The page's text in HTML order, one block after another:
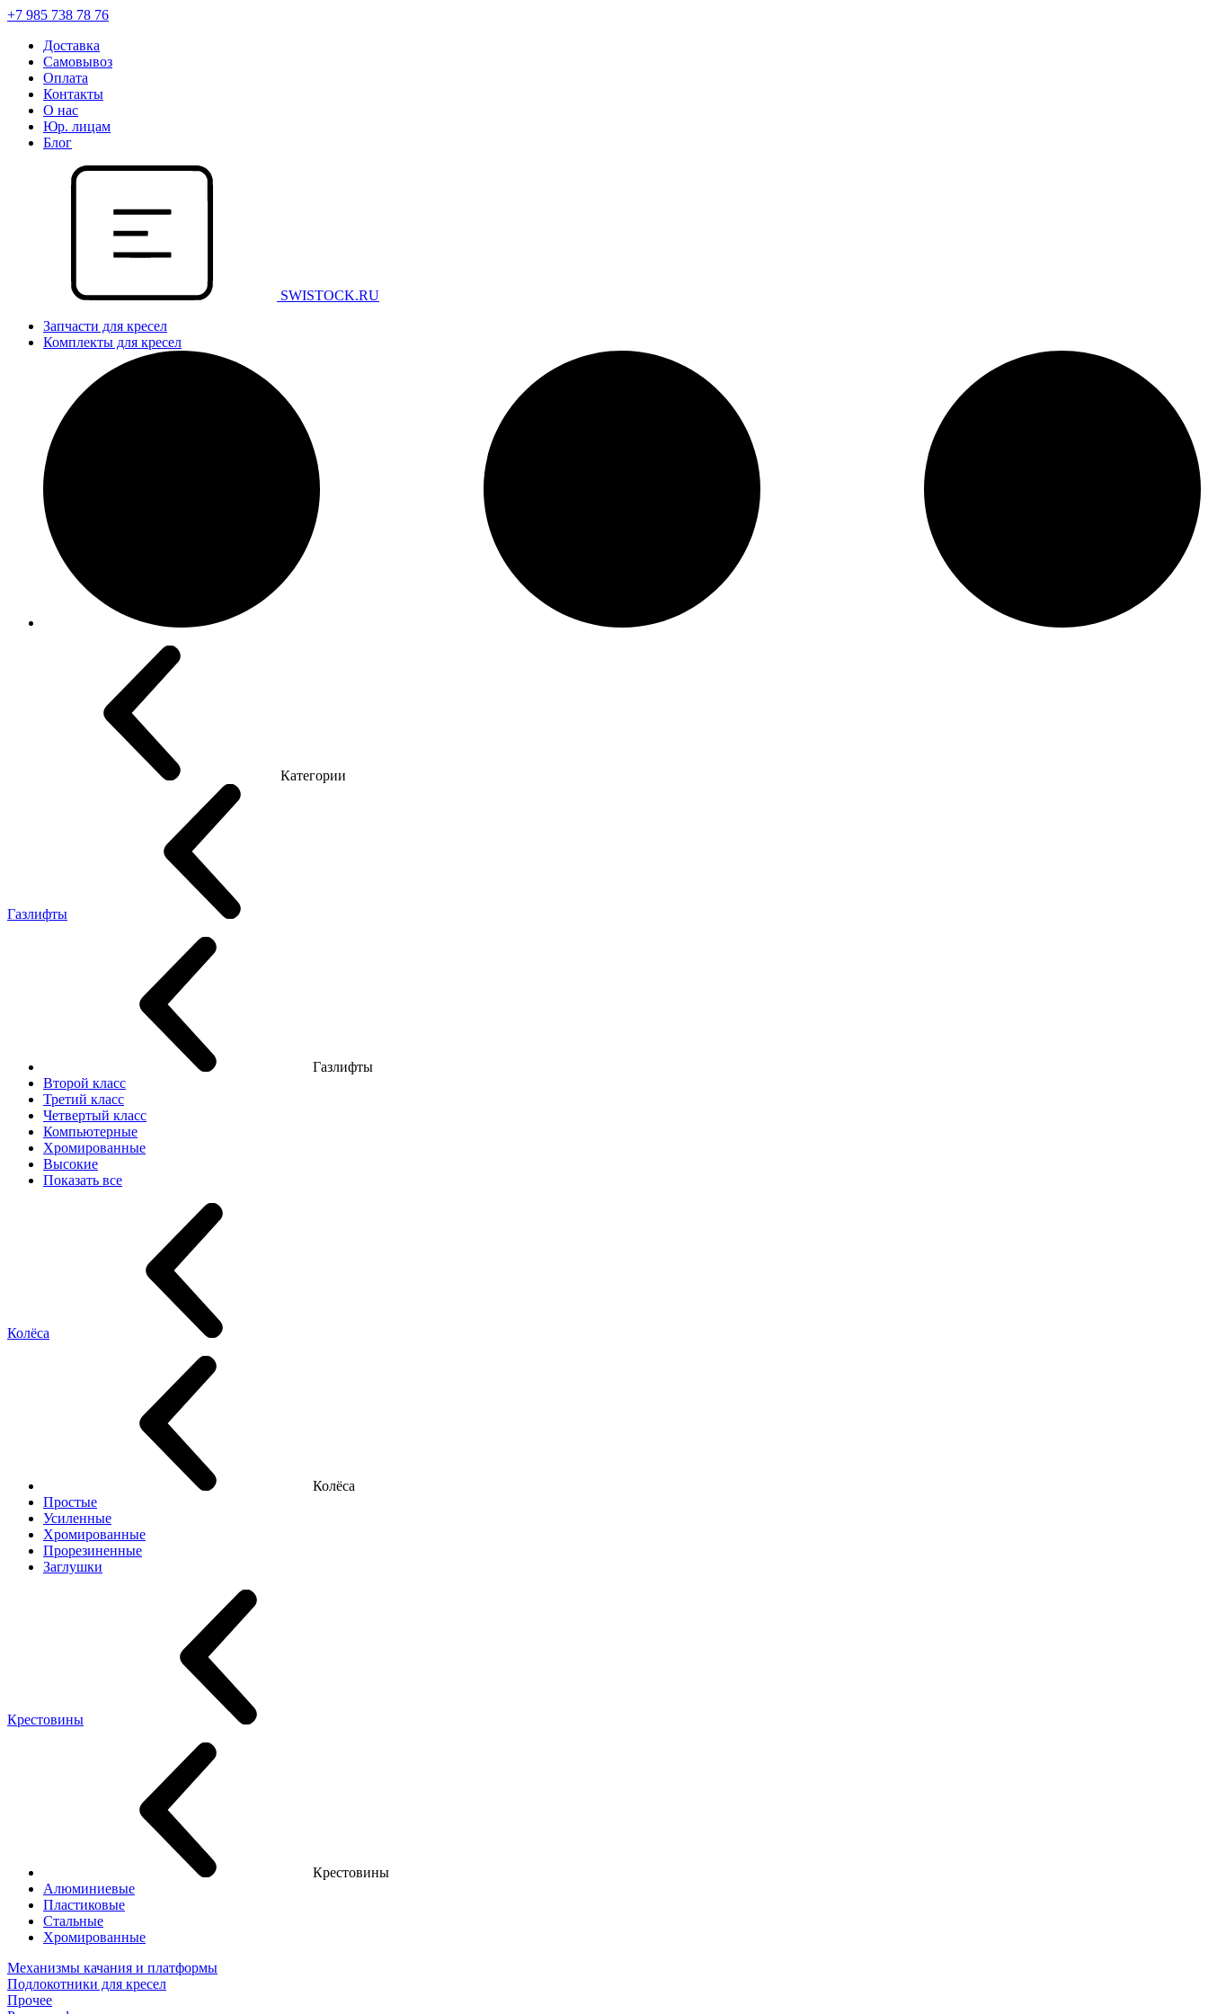
+7 985 738 78 76
Доставка
Самовывоз
Оплата
Контакты
О нас
Юр. лицам
Блог
SWISTOCK.RU
Запчасти для кресел
Комплекты для кресел
Категории
Газлифты
Газлифты
Второй класс
Третий класс
Четвертый класс
Компьютерные
Хромированные
Высокие
Показать все
Колёса
Колёса
Простые
Усиленные
Хромированные
Прорезиненные
Заглушки
Крестовины
Крестовины
Алюминиевые
Пластиковые
Стальные
Хромированные
Механизмы качания и платформы
Подлокотники для кресел
Прочее